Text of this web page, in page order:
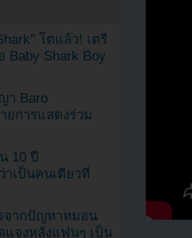
โตแล้ว! เตรี
Baby Shark Boy
า Baro
ยการแสดงร่วม
10 ปี
าเป็นคนเดียวที่
จากปัญหาหมอน
แจงหลังแฟนๆ เป็น